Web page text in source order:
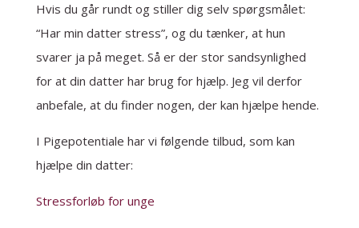
Hvis du går rundt og stiller dig selv spørgsmålet:
“Har min datter stress”, og du tænker, at hun
svarer ja på meget. Så er der stor sandsynlighed
for at din datter har brug for hjælp. Jeg vil derfor
anbefale, at du finder nogen, der kan hjælpe hende.
I Pigepotentiale har vi følgende tilbud, som kan
hjælpe din datter:
Stressforløb for unge